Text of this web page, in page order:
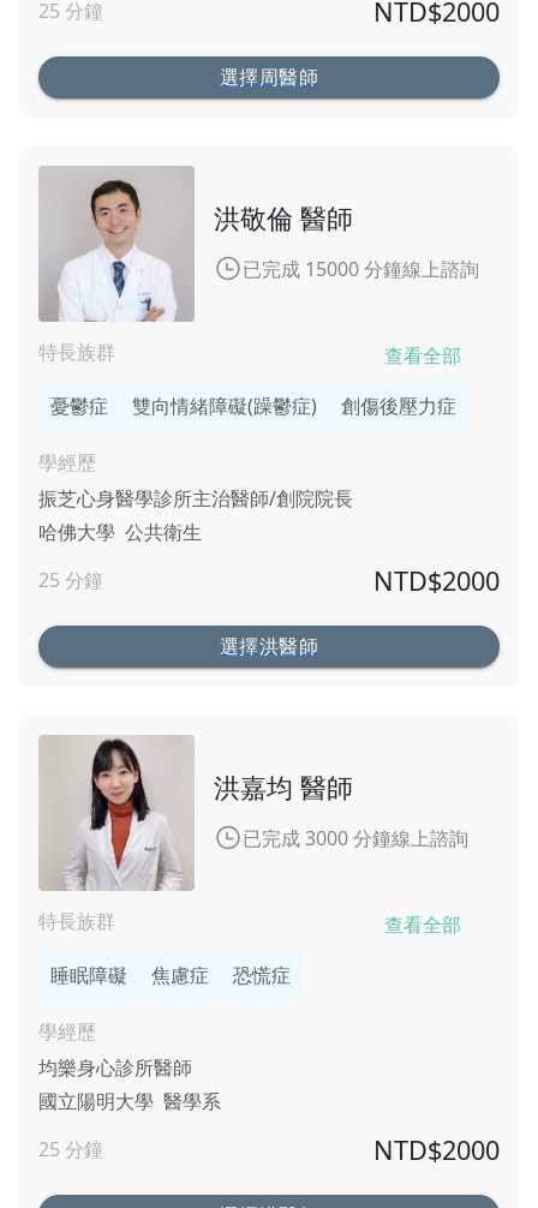
25 分鐘 NTD$2000
選擇周醫師
洪敬倫 醫師
已完成 15000 分鐘線上諮詢
特長族群
查看全部
憂鬱症
雙向情緒障礙(躁鬱症) 創傷後壓力症
學經歷
振芝心身醫學診所主治醫師/創院院長
哈佛大學 公共衛生
25 分鐘 NTD$2000
選擇洪醫師
洪嘉均 醫師
已完成 3000 分鐘線上諮詢
特長族群
查看全部
睡眠障礙
焦慮症 恐慌症
學經歷
均樂身心診所醫師
國立陽明大學 醫學系
25 分鐘 NTD$2000